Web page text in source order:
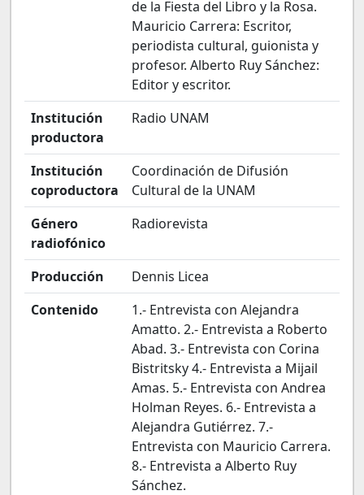
de la Fiesta del Libro y la Rosa.
Mauricio Carrera: Escritor,
periodista cultural, guionista y
profesor. Alberto Ruy Sánchez:
Editor y escritor.
Institución
productora
Radio UNAM
Institución
coproductora
Coordinación de Difusión
Cultural de la UNAM
Género
radiofónico
Radiorevista
Producción
Dennis Licea
Contenido
1.- Entrevista con Alejandra
Amatto. 2.- Entrevista a Roberto
Abad. 3.- Entrevista con Corina
Bistritsky 4.- Entrevista a Mijail
Amas. 5.- Entrevista con Andrea
Holman Reyes. 6.- Entrevista a
Alejandra Gutiérrez. 7.-
Entrevista con Mauricio Carrera.
8.- Entrevista a Alberto Ruy
Sánchez.